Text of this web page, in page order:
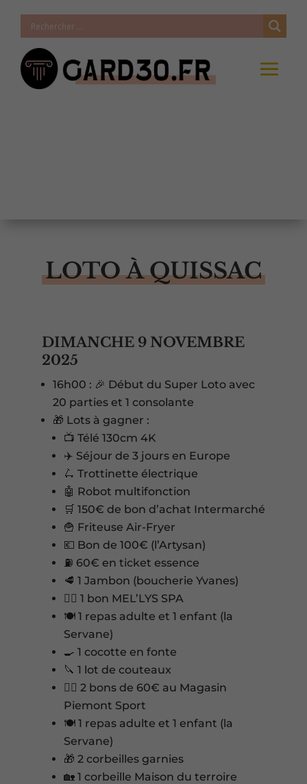
LOTO À QUISSAC
DIMANCHE 9 NOVEMBRE
2025
16h00 : 🎉 Début du Super Loto avec
20 parties et 1 consolante
🎁 Lots à gagner :
📺 Télé 130cm 4K
✈️ Séjour de 3 jours en Europe
🛴 Trottinette électrique
🤖 Robot multifonction
🛒 150€ de bon d’achat Intermarché
🍟 Friteuse Air-Fryer
💶 Bon de 100€ (l’Artysan)
⛽ 60€ en ticket essence
🥩 1 Jambon (boucherie Yvanes)
💆‍♀️ 1 bon MEL’LYS SPA
🍽️ 1 repas adulte et 1 enfant (la
Servane)
🍳 1 cocotte en fonte
🔪 1 lot de couteaux
🏃‍♂️ 2 bons de 60€ au Magasin
Piemont Sport
🍽️ 1 repas adulte et 1 enfant (la
Servane)
🎁 2 corbeilles garnies
🏡 1 corbeille Maison du terroire